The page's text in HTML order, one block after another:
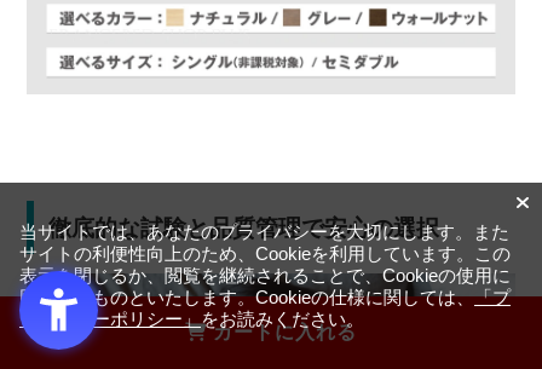
カートに入れる
徹底的な試験と品質管理で安心の選択
当サイトでは、あなたのプライバシーを大切にします。また
サイトの利便性向上のため、Cookieを利用しています。この
表示を閉じるか、閲覧を継続されることで、Cookieの使用に
同意するものといたします。Cookieの仕様に関しては、「プ
ライバシーポリシー」をお読みください。